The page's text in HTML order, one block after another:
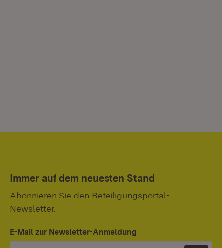
Immer auf dem neuesten Stand
Abonnieren Sie den Beteiligungsportal-
Newsletter.
E-Mail zur Newsletter-Anmeldung